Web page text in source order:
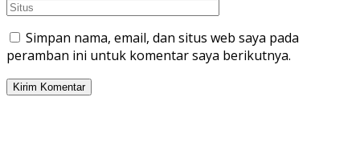
Simpan nama, email, dan situs web saya pada
peramban ini untuk komentar saya berikutnya.